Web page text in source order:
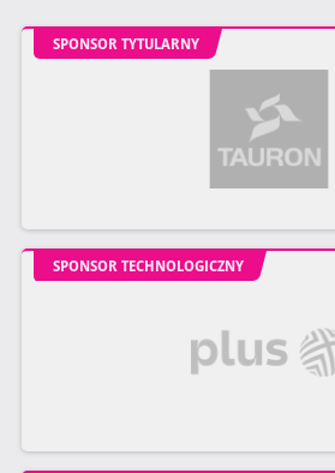
SPONSOR TYTULARNY
SPONSOR TECHNOLOGICZNY